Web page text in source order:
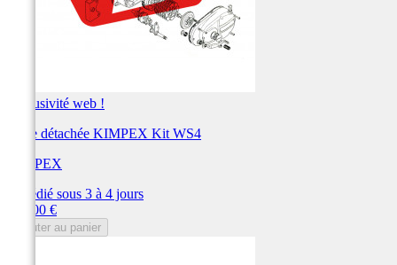
Exclusivité web !
Pièce détachée KIMPEX Kit WS4
KIMPEX
Expédié sous 3 à 4 jours
106,00 €
Ajouter au panier